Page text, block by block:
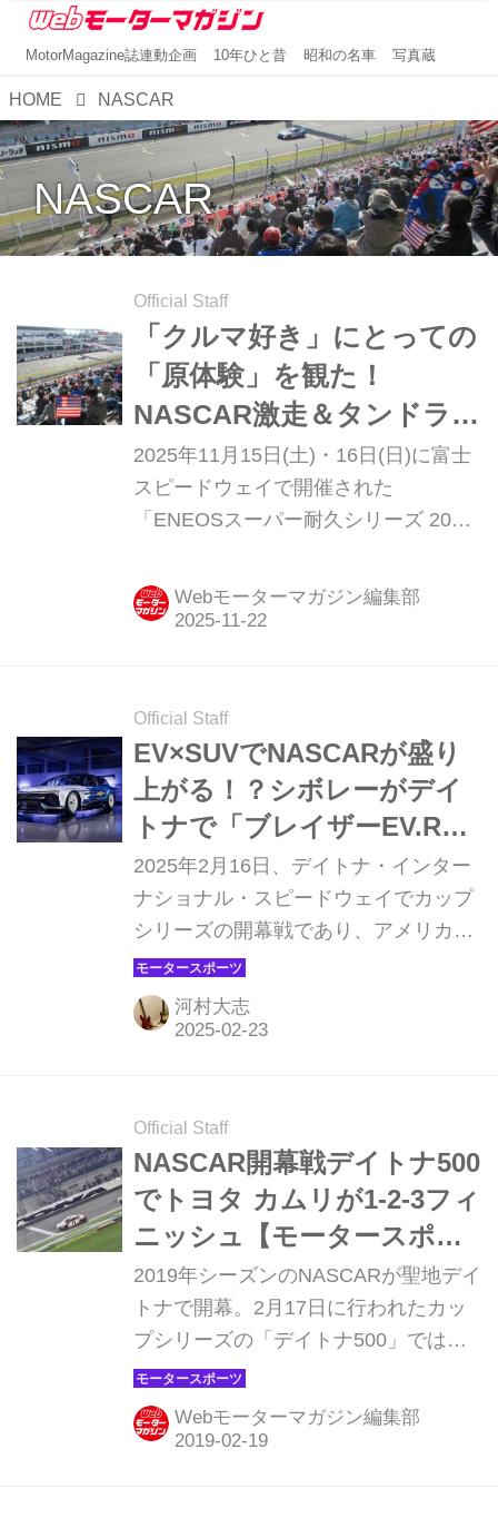
MotorMagazine誌連動企画 10年ひと昔 昭和の名車 写真蔵
HOME NASCAR
NASCAR
Official Staff
「クルマ好き」にとっての
「原体験」を観た！
NASCAR激走＆タンドラど
どーん！！ スーパー耐久
最終戦を席巻した「アメ
車」の底力
2025年11月15日(土)・16日(日)に富士
スピードウェイで開催された
「ENEOSスーパー耐久シリーズ 2025
S耐 FINAL 大感謝祭」は、にわかに
「アメリカン」な装いに包まれてい
の位置づけが定着してきた人気モータ
ースポーツに、どうやらまた新しい
「一面」が追わるようだ。
Webモーターマガジン編集部
Official Staff
EV×SUVでNASCARが盛り
上がる！？シボレーがデイ
トナで「ブレイザーEV.R」
プロトタイプを発表
2025年2月16日、デイトナ・インター
ナショナル・スピードウェイでカップ
シリーズの開幕戦であり、アメリカン
レースの伝統であるデイトナ500が開
催された。シボレーはデイトナ500を
前に新しいコンセプトのプロトタイプ
河村大志
Official Staff
NASCAR開幕戦デイトナ500
でトヨタ カムリが1-2-3フィ
ニッシュ【モータースポー
ツ】
2019年シーズンのNASCARが聖地デイ
トナで開幕。2月17日に行われたカッ
プシリーズの「デイトナ500」ではデ
ニー・ハムリンがトヨタに2度目のデ
イトナ500制覇をもたらすとともに、
トヨタ カムリが1-2-3フィニッシュを
Webモーターマガジン編集部